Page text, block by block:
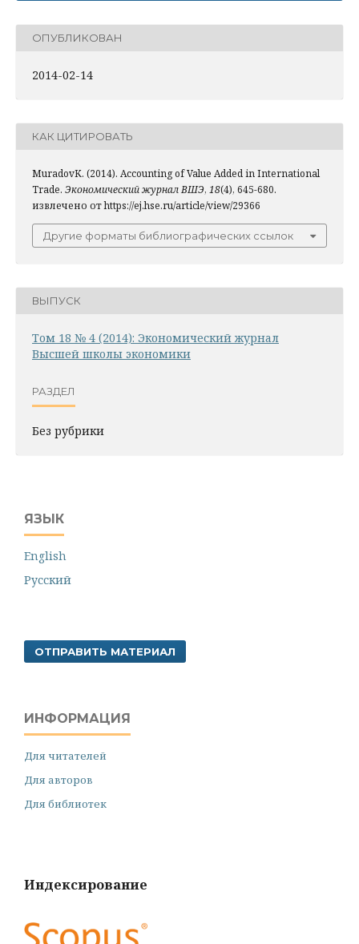
ОПУБЛИКОВАН
2014-02-14
КАК ЦИТИРОВАТЬ
MuradovK. (2014). Accounting of Value Added in International
Trade. Экономический журнал ВШЭ, 18(4), 645-680.
извлечено от https://ej.hse.ru/article/view/29366
Другие форматы библиографических ссылок
ВЫПУСК
Том 18 № 4 (2014): Экономический журнал
Высшей школы экономики
РАЗДЕЛ
Без рубрики
ЯЗЫК
English
Русский
ОТПРАВИТЬ МАТЕРИАЛ
ИНФОРМАЦИЯ
Для читателей
Для авторов
Для библиотек
Индексирование